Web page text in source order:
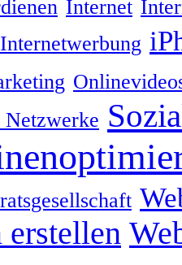
Internet
Internetwerbung
erstellen